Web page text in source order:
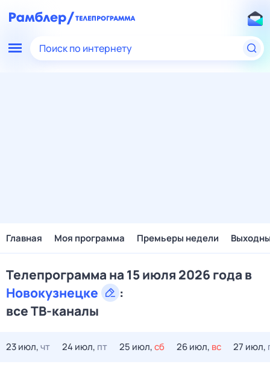
Поиск по интернету
Главная Моя программа Премьеры недели
Телепрограмма на 15 июля 2026 года в
Новокузнецке
:
все ТВ-каналы
23 июл,чт 24 июл, пт 25 июл,сб 26 июл, вс 27 июл,